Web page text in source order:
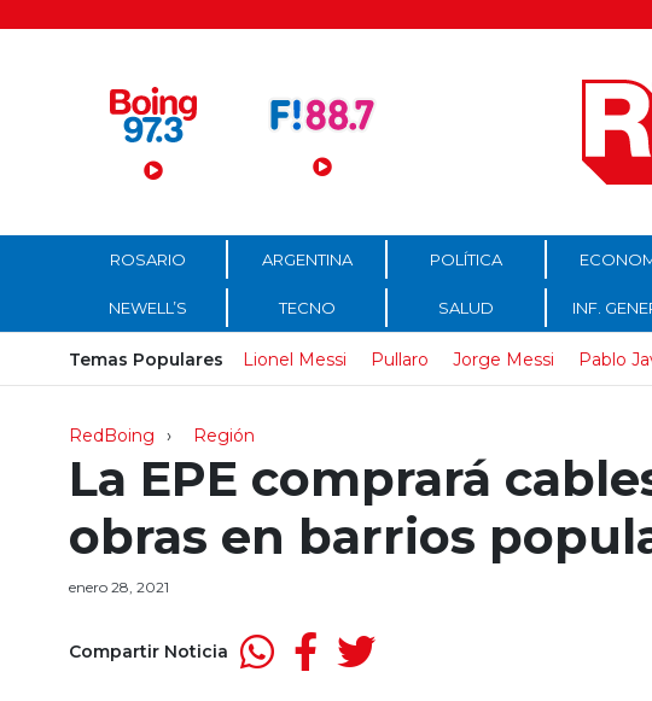
Menú Principal
ROSARIO ARGENTINA POLÍTICA
NEWELL’S TECNO SALUD INF.
Temas Populares Lionel Messi Pullaro Jorge Messi Pablo
RedBoing Región
La EPE comprará
obras en barrios
enero 28, 2021
Compartir Noticia